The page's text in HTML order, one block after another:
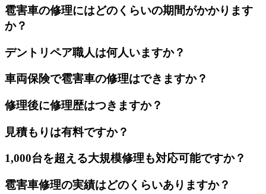
雹害車の修理にはどのくらいの期間がかかります
か？
デントリペア職人は何人いますか？
車両保険で雹害車の修理はできますか？
修理後に修理歴はつきますか？
見積もりは有料ですか？
1,000台を超える大規模修理も対応可能ですか？
雹害車修理の実績はどのくらいありますか？